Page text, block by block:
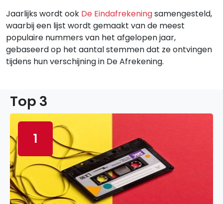
Jaarlijks wordt ook De Eindafrekeningsamengesteld,
waarbij een lijst wordt gemaakt van de meest
populaire nummers van het afgelopen jaar,
gebaseerd op het aantal stemmen dat ze ontvingen
tijdens hun verschijning in De Afrekening.
Top 3
1